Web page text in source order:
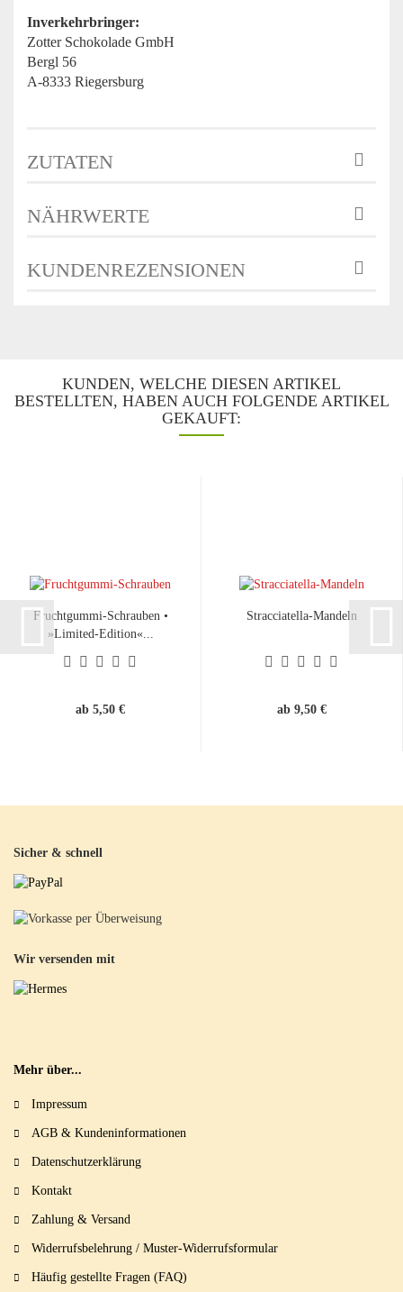
Inverkehrbringer:
Zotter Schokolade GmbH
Bergl 56
A-8333 Riegersburg
ZUTATEN
NÄHRWERTE
KUNDENREZENSIONEN
KUNDEN, WELCHE DIESEN ARTIKEL
BESTELLTEN, HABEN AUCH FOLGENDE ARTIKEL
GEKAUFT:
Fruchtgummi-Schrauben •
»Limited-Edition«...
ab 5,50 €
Stracciatella-Mandeln
ab 9,50 €
Sicher & schnell
Wir versenden mit
Mehr über...
Impressum
AGB & Kundeninformationen
Datenschutzerklärung
Kontakt
Zahlung & Versand
Widerrufsbelehrung / Muster-Widerrufsformular
Häufig gestellte Fragen (FAQ)